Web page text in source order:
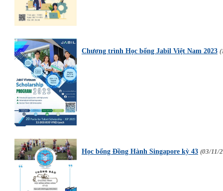
Chương trình Học bổng Jabil Việt Nam 2023
Học bổng Đồng Hành Singapore kỳ 43 (03/11/